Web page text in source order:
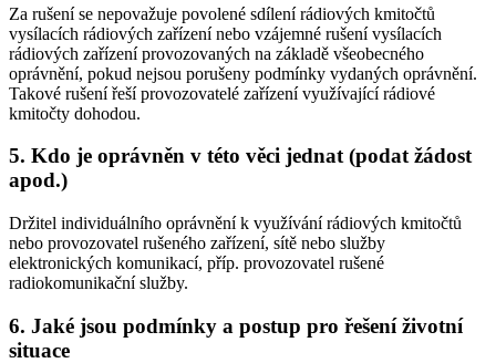
Za rušení se nepovažuje povolené sdílení rádiových kmitočtů
vysílacích rádiových zařízení nebo vzájemné rušení vysílacích
rádiových zařízení provozovaných na základě všeobecného
oprávnění, pokud nejsou porušeny podmínky vydaných oprávnění.
Takové rušení řeší provozovatelé zařízení využívající rádiové
kmitočty dohodou.
5. Kdo je oprávněn v této věci jednat (podat žádost
apod.)
Držitel individuálního oprávnění k využívání rádiových kmitočtů
nebo provozovatel rušeného zařízení, sítě nebo služby
elektronických komunikací, příp. provozovatel rušené
radiokomunikační služby.
6. Jaké jsou podmínky a postup pro řešení životní
situace